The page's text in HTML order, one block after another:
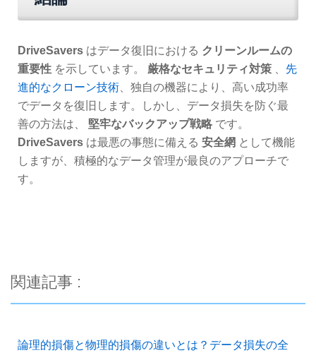
DriveSavers はデータ復旧における クリーンルームの
重要性 を示しています。 厳格なセキュリティ対策
先
進的なクローン技術 、独自の機器により、高い成功率
でデータを復旧します。しかし、データ損失を防ぐ最
善の方法は、 堅牢なバックアップ戦略 です。
DriveSavers は最悪の事態に備える 安全網 として機能
しますが、積極的なデータ管理が最良のアプローチで
す。
関連記事 :
論理的損傷と物理的損傷の違いとは？データ損失の全